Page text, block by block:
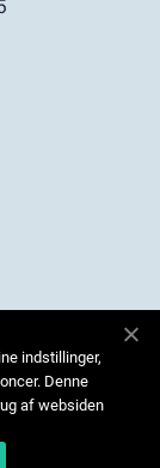
indstillinger,
Denne
af websiden